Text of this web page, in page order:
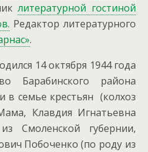
литературной гостиной
Редактор литературного
.
14 октября 1944 года
Барабинского района
в семье крестьян (колхоз
Клавдия Игнатьевна
Смоленской губернии,
Побоченко (по роду из